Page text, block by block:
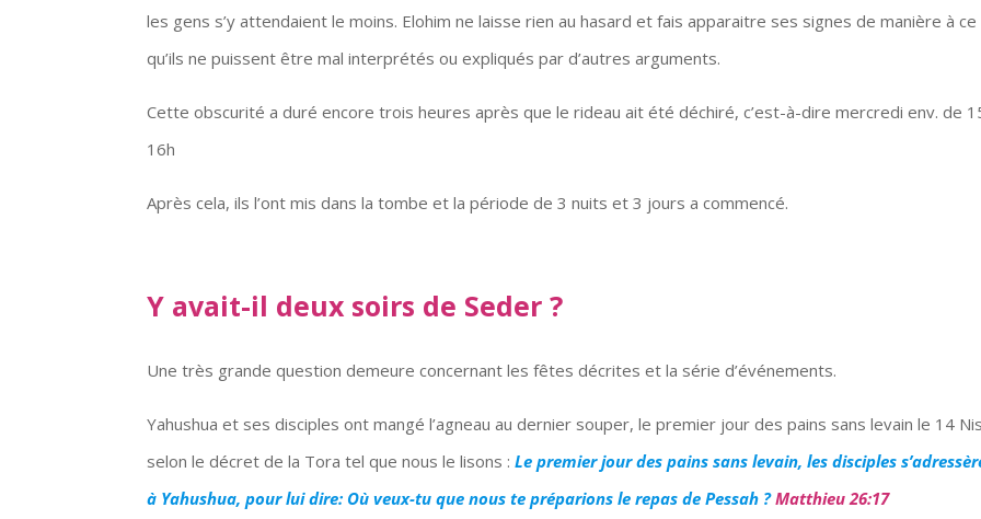
les gens s’y attendaient le moins. Elohim ne laisse rien au hasard et fais apparaitre ses signes de manière à ce
qu’ils ne puissent être mal interprétés ou expliqués par d’autres arguments.
Cette obscurité a duré encore trois heures après que le rideau ait été déchiré, c’est-à-dire mercredi env. de
16h
Après cela, ils l’ont mis dans la tombe et la période de 3 nuits et 3 jours a commencé.
Y avait-il deux soirs de Seder ?
Une très grande question demeure concernant les fêtes décrites et la série d’événements.
Yahushua et ses disciples ont mangé l’agneau au dernier souper, le premier jour des pains sans levain le 14
selon le décret de la Tora tel que nous le lisons :Le premier jour des pains sans levain, les disciples
à Yahushua, pour lui dire: Où veux-tu que nous te préparions le repas de Pessah ?Matthieu 26:17